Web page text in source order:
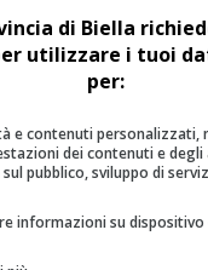
a Conte
di Biella
utilizzare i tuoi
per:
e contenuti personalizzati,
dei contenuti e degli
pubblico, sviluppo di
informazioni su